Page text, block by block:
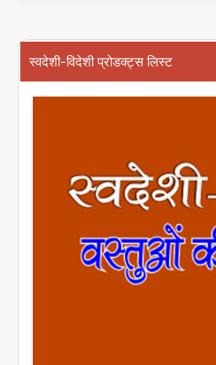
स्वदेशी-विदेशी प्रोडक्ट्स लिस्ट